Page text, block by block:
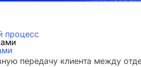
процесс
передачу клиента между